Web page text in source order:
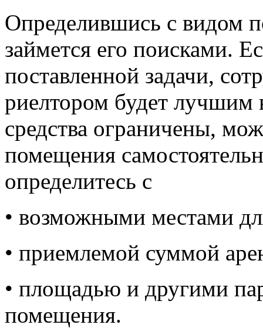
Определившись с видом
займется его поисками.
поставленной задачи,
риелтором будет лучшим
средства ограничены,
помещения
определитесь с
• возможными местами
• приемлемой суммой
• площадью и другими
помещения.